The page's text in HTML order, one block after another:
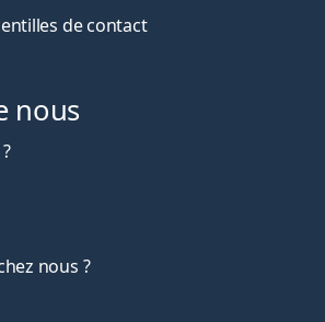
de contact
nous
nous ?